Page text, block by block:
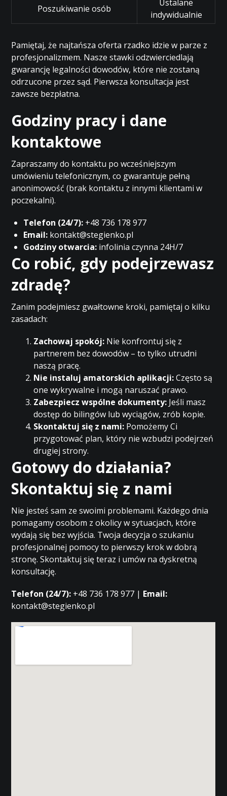
Poszukiwanie osób
Ustalane
indywidualnie
Pamiętaj, że najtańsza oferta rzadko idzie w parze z
profesjonalizmem. Nasze stawki odzwierciedlają
gwarancję legalności dowodów, które nie zostaną
odrzucone przez sąd. Pierwsza konsultacja jest
zawsze bezpłatna.
Godziny pracy i dane
kontaktowe
Zapraszamy do kontaktu po wcześniejszym
umówieniu telefonicznym, co gwarantuje pełną
anonimowość (brak kontaktu z innymi klientami w
poczekalni).
Telefon (24/7): +48 736 178 977
Email: kontakt@stegienko.pl
Godziny otwarcia: infolinia czynna 24H/7
Co robić, gdy podejrzewasz
zdradę?
Zanim podejmiesz gwałtowne kroki, pamiętaj o kilku
zasadach:
Zachowaj spokój: Nie konfrontuj się z
partnerem bez dowodów – to tylko utrudni
naszą pracę.
Nie instaluj amatorskich aplikacji:Często są
one wykrywalne i mogą naruszać prawo.
Zabezpiecz wspólne dokumenty: Jeśli masz
dostęp do bilingów lub wyciągów, zrób kopie.
Skontaktuj się z nami: Pomożemy Ci
przygotować plan, który nie wzbudzi podejrzeń
drugiej strony.
Gotowy do działania?
Skontaktuj się z nami
Nie jesteś sam ze swoimi problemami. Każdego dnia
pomagamy osobom z okolicy w sytuacjach, które
wydają się bez wyjścia. Twoja decyzja o szukaniu
profesjonalnej pomocy to pierwszy krok w dobrą
stronę. Skontaktuj się teraz i umów na dyskretną
konsultację.
Telefon (24/7): +48 736 178 977 | Email:
kontakt@stegienko.pl